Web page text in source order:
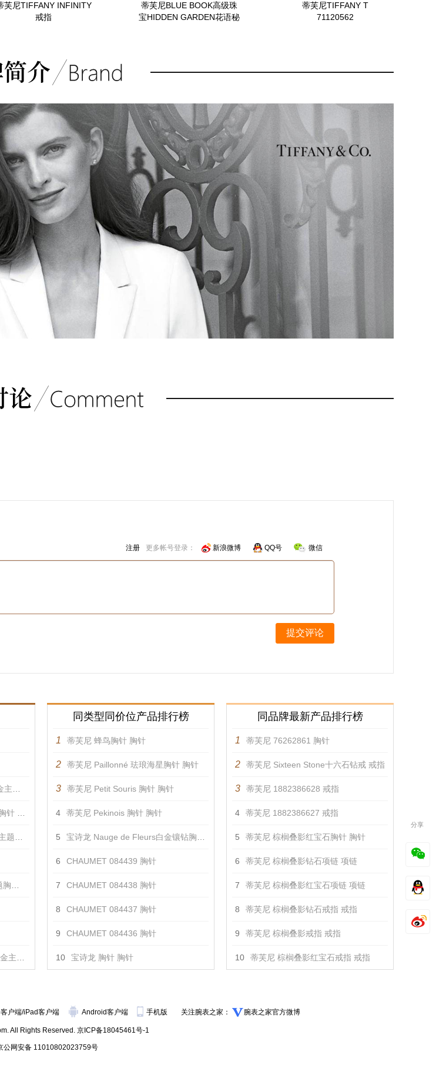
芙尼TIFFANY INFINITY
戒指
蒂芙尼BLUE BOOK高级珠
宝HIDDEN GARDEN花语秘
蒂芙尼TIFFANY T
71120562
注册 更多帐号登录： 新浪微博 QQ号 微信
提交评论
针
针
针
针
胸针
同类型同价位产品排行榜
1 蒂芙尼 蜂鸟胸针 胸针
2 蒂芙尼 Paillonné 珐琅海星胸针 胸针
3 蒂芙尼 Petit Souris 胸针 胸针
4 蒂芙尼 Pekinois 胸针 胸针
5 宝诗龙 Nauge de Fleurs白金镶钻胸针 胸针
6 CHAUMET 084439 胸针
7 CHAUMET 084438 胸针
8 CHAUMET 084437 胸针
9 CHAUMET 084436 胸针
10 宝诗龙 胸针 胸针
同品牌最新产品排行榜
1 蒂芙尼 76262861 胸针
2 蒂芙尼 Sixteen Stone十六石钻戒 戒指
3 蒂芙尼 1882386628 戒指
4 蒂芙尼 1882386627 戒指
5 蒂芙尼 棕榈叠影红宝石胸针 胸针
6 蒂芙尼 棕榈叠影钻石项链 项链
7 蒂芙尼 棕榈叠影红宝石项链 项链
8 蒂芙尼 棕榈叠影钻石戒指 戒指
9 蒂芙尼 棕榈叠影戒指 戒指
10 蒂芙尼 棕榈叠影红宝石戒指 戒指
户端/iPad客户端 Android客户端 手机版 关注腕表之家： 腕表之家官方微博
All Rights Reserved. 京ICP备18045461号-1
公网安备 11010802023759号
分享